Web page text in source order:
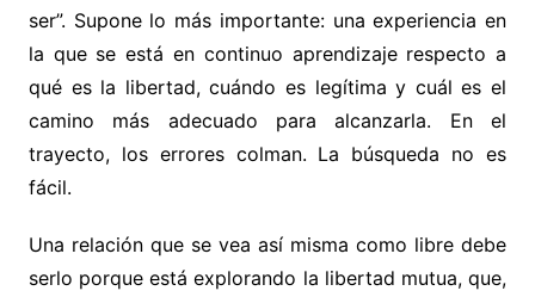
ser”. Supone lo más importante: una experiencia en
la que se está en continuo aprendizaje respecto a
qué es la libertad, cuándo es legítima y cuál es el
camino más adecuado para alcanzarla. En el
trayecto, los errores colman. La búsqueda no es
fácil.
Una relación que se vea así misma como libre debe
serlo porque está explorando la libertad mutua, que,